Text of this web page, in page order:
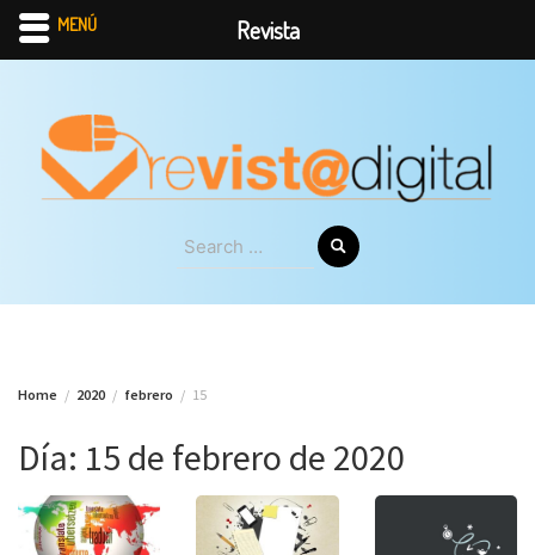
content
Search
for:
Home 2020 febrero 15
Día: 15 de febrero de 2020
MENÚ Revista